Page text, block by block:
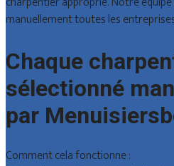
manuellement toutes les
Chaque
sélectionné
par
Comment cela fonctionne :